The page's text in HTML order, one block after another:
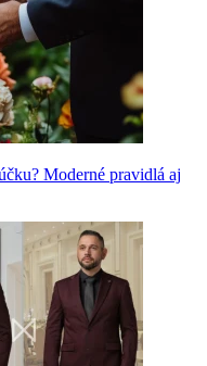
Moderné pravidlá aj